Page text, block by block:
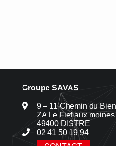
Groupe SAVAS
9 – 11 Chemin du Bien
ZA Le Fief aux moines
49400 DISTRE
02 41 50 19 94